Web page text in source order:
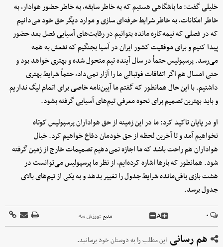
خلیلی گفت: ما باشگاهی هستیم که به خاطر سابقه، به خاطر حضور هوادار، به
خاطر امکانات، به خاطر شرایط حرفه‌ای سازی و موارد دیگر حق خود می‌دانیم
که در فصلی که نیمه‌کاره مانده بتوانیم در رقابت‌های آسیایی فصل بعد حضور
پیدا کنیم و برای موفقیت کشور ایران در آسیا بجنگیم که نفعش به همه
می‌رسد. پرسپولیس حتماً در سال آینده تیم متحول شده و بهتری خواهد بود و
حتی امسال هم اگر اتفاقات فوتبالی ما را آزار نمی‌داد، حتماً شرایط بهتری
داشتیم. با این حال همانطور که گفتم ما آیین‌نامه خاصی برای اتمام لیگ نداریم
و باید بهترین تصمیم برای نحوه معرفی تیم‌های آسیایی گرفته بشود.
او در پایان تاکید کرد: ما در این زمینه از حق هواداران پرسپولیس کوتاه
نخواهیم آمد و تا آخرین لحظه از حق خودمان دفاع خواهیم کرد. خیال
هواداران هم راحت باشد که ما اجازه نمی‌دهیم تصمیمات خارج از زمین گرفته
شود. همانطور که بارها اشاره کرده‌ایم، از نظر ما پرسپولیس می‌توانست در
هشت بازی باقی‌مانده شرایط جدول را تغییر بدهد و به یکی از تیم‌های بالای
جدول برسد.
۰ A منبع :ورزش سه
هم رسانی این مطلب را به دوستان خود برسانید.